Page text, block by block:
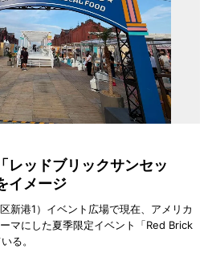
レッドブリックサンセッ
イメージ
新港1）イベント広場で現在、アメリカ
マにした夏季限定イベント「Red Brick
る。